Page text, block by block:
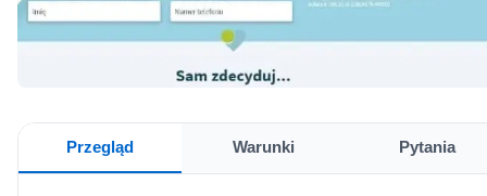
Przegląd Warunki Pytania